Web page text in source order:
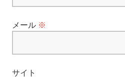
メール ※
サイト